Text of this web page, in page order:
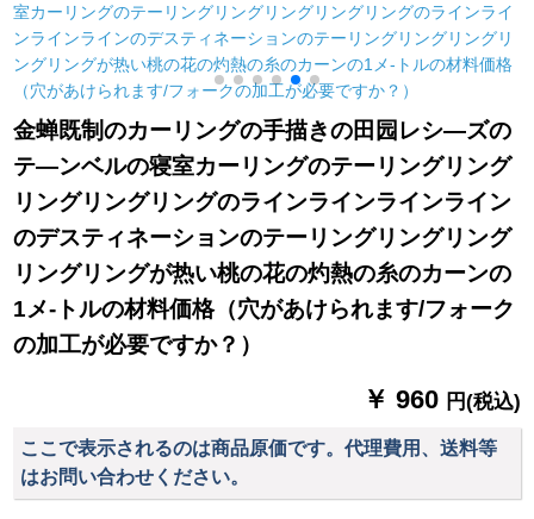
リング40匹
ムシステムシステム
システムシステムシ
ステムシステムシス
テムシステムシステ
ムシステムシステム
システムシステムシ
ステムシステムシス
テムシステムシステ
遮光ブロックブロッ
クプレートプレート
プレートプレートプ
レートプレートプレ
ートプレートプレー
金蝉既制のカーリングの手描きの田园レシ—ズの
テ—ンベルの寝室カーリングのテーリングリング
リングリングリングのラインラインラインライン
のデスティネーションのテーリングリングリング
リングリングが热い桃の花の灼熱の糸のカーンの
1メ-トルの材料価格（穴があけられます/フォーク
の加工が必要ですか？）
￥ 960 円(税込)
ここで表示されるのは商品原価です。代理費用、送料等
はお問い合わせください。